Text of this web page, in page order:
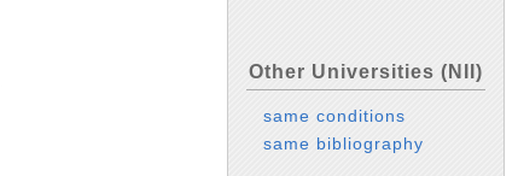
Other Universities (NII)
same conditions
same bibliography